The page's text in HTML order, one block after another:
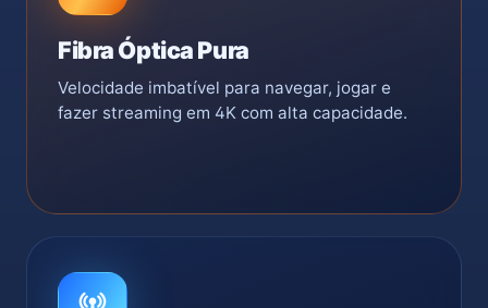
Fibra Óptica Pura
Velocidade imbatível para navegar, jogar e
fazer streaming em 4K com alta capacidade.